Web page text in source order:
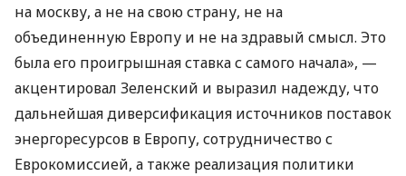
на москву, а не на свою страну, не на
объединенную Европу и не на здравый смысл. Это
была его проигрышная ставка с самого начала», —
акцентировал Зеленский и выразил надежду, что
дальнейшая диверсификация источников поставок
энергоресурсов в Европу, сотрудничество с
Еврокомиссией, а также реализация политики